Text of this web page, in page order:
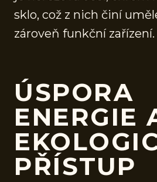
sklo, což z nich činí
zároveň funkční zařízení.
ÚSPORA
ENERGIE
PŘÍSTUP